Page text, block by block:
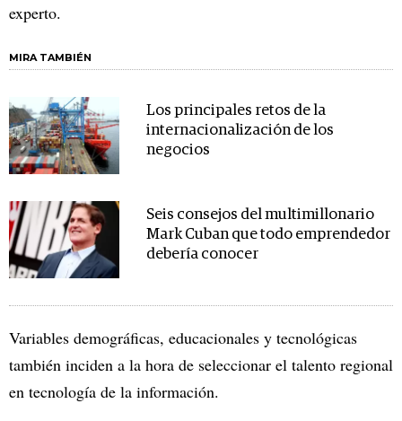
experto.
MIRA TAMBIÉN
Los principales retos de la
internacionalización de los
negocios
Seis consejos del multimillonario
Mark Cuban que todo emprendedor
debería conocer
Variables demográficas, educacionales y tecnológicas
también inciden a la hora de seleccionar el talento regional
en tecnología de la información.